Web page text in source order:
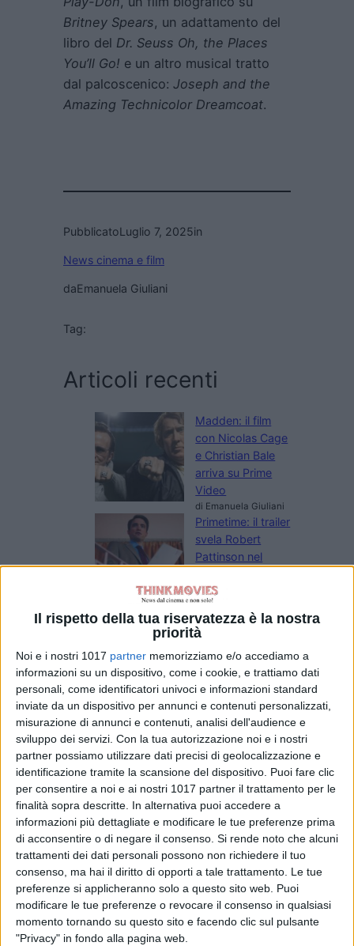
Il rispetto della tua riservatezza è la nostra
priorità
Noi e i nostri 1017 partner memorizziamo e/o accediamo a
informazioni su un dispositivo, come i cookie, e trattiamo dati
personali, come identificatori univoci e informazioni standard
inviate da un dispositivo per annunci e contenuti personalizzati,
misurazione di annunci e contenuti, analisi dell'audience e
sviluppo dei servizi. Con la tua autorizzazione noi e i nostri
partner possiamo utilizzare dati precisi di geolocalizzazione e
identificazione tramite la scansione del dispositivo. Puoi fare clic
per consentire a noi e ai nostri 1017 partner il trattamento per le
finalità sopra descritte. In alternativa puoi accedere a
informazioni più dettagliate e modificare le tue preferenze prima
di acconsentire o di negare il consenso. Si rende noto che alcuni
trattamenti dei dati personali possono non richiedere il tuo
consenso, ma hai il diritto di opporti a tale trattamento. Le tue
preferenze si applicheranno solo a questo sito web. Puoi
modificare le tue preferenze o revocare il consenso in qualsiasi
momento tornando su questo sito e facendo clic sul pulsante
"Privacy" in fondo alla pagina web.
Britney Spears, un adattamento del
libro del Dr. Seuss Oh, the Places
You’ll Go! e un altro musical tratto
dal palcoscenico: Joseph and the
Amazing Technicolor Dreamcoat.
PubblicatoLuglio 7, 2025in
News cinema e film
daEmanuela Giuliani
Tag:
Articoli recenti
Madden: il film
con Nicolas Cage
e Christian Bale
arriva su Prime
Video
di Emanuela Giuliani
Primetime: il trailer
svela Robert
Pattinson nel
Catch a Predator
Il CEO di Warner
Bros. Discovery
esalta Superman:
Man of
Tomorrow:
“Immagini
fantastiche”
di Emanuela Giuliani
Coyote vs Acme:
il nuovo trailer e
poster del film al
cinema a
settembre
di La Redazione
Hokum, debutto
da brividi al box
office: l’horror
con Adam Scott
conquista l’Italia